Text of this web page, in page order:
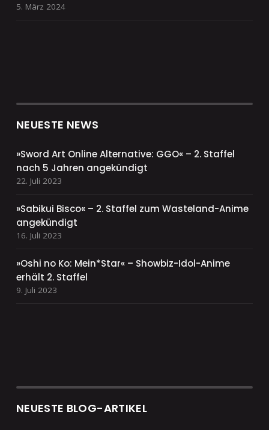
5. März 2024
NEUESTE NEWS
»Sword Art Online Alternative: GGO« – 2. Staffel
nach 5 Jahren angekündigt
22. Juli 2023
»Sabikui Bisco« – 2. Staffel zum Wasteland-Anime
angekündigt
16. Juli 2023
»Oshi no Ko: Mein*Star« – Showbiz-Idol-Anime
erhält 2. Staffel
9. Juli 2023
NEUESTE BLOG-ARTIKEL